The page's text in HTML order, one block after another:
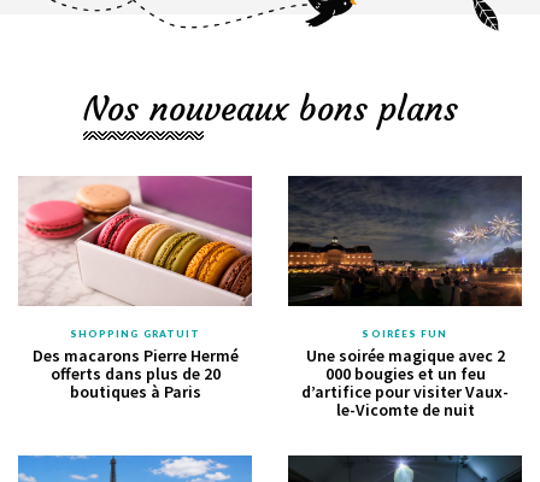
Nos nouveaux bons plans
SHOPPING GRATUIT
Des macarons Pierre Hermé
offerts dans plus de 20
boutiques à Paris
SOIRÉES FUN
Une soirée magique avec 2
000 bougies et un feu
d’artifice pour visiter Vaux-
le-Vicomte de nuit